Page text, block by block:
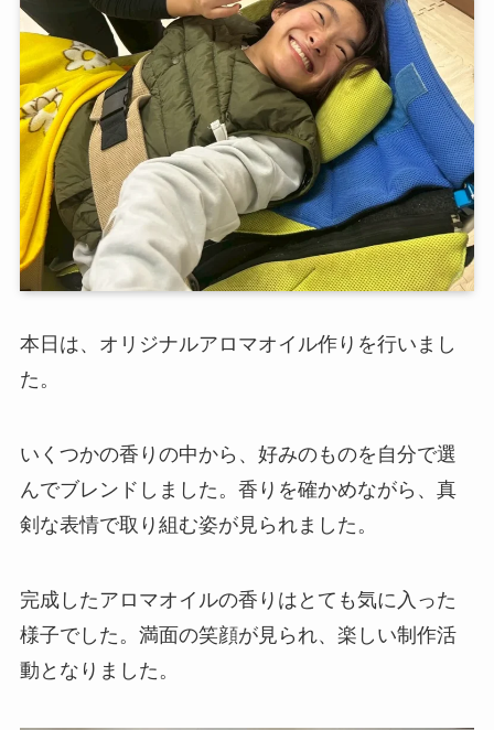
本日は、オリジナルアロマオイル作りを行いまし
た。
いくつかの香りの中から、好みのものを自分で選
んでブレンドしました。香りを確かめながら、真
剣な表情で取り組む姿が見られました。
完成したアロマオイルの香りはとても気に入った
様子でした。満面の笑顔が見られ、楽しい制作活
動となりました。